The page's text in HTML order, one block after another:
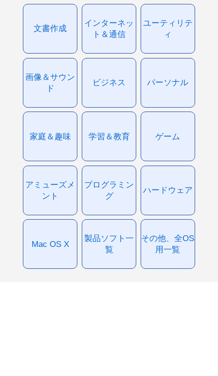
文書作成
インターネッ
ト＆通信
ユーティリテ
ィ
画像＆サウン
ド
ビジネス パーソナル
家庭＆趣味 学習＆教育 ゲーム
アミューズメ
ント
プログラミン
グ
ハードウェア
Mac OS X
製品ソフト一
覧
その他、全OS
用一覧